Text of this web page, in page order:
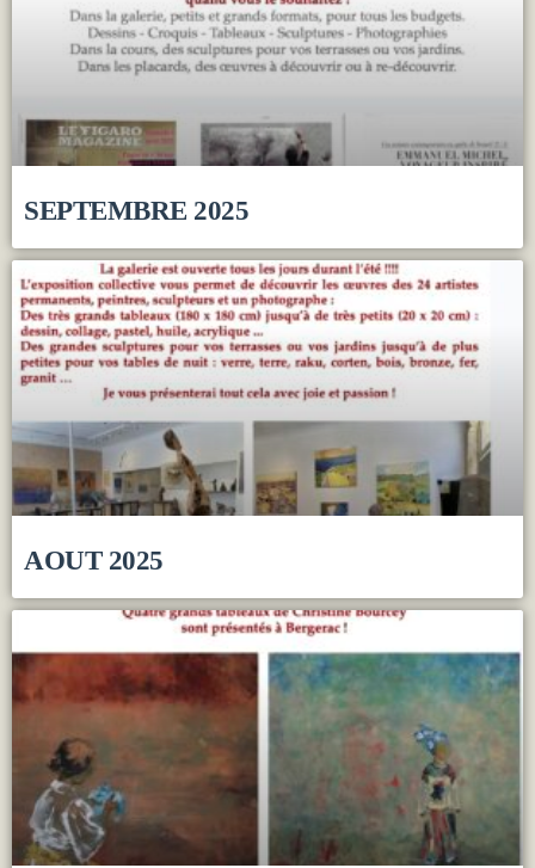
SEPTEMBRE 2025
AOUT 2025